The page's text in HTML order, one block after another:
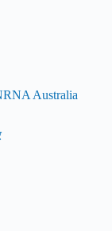
Australia